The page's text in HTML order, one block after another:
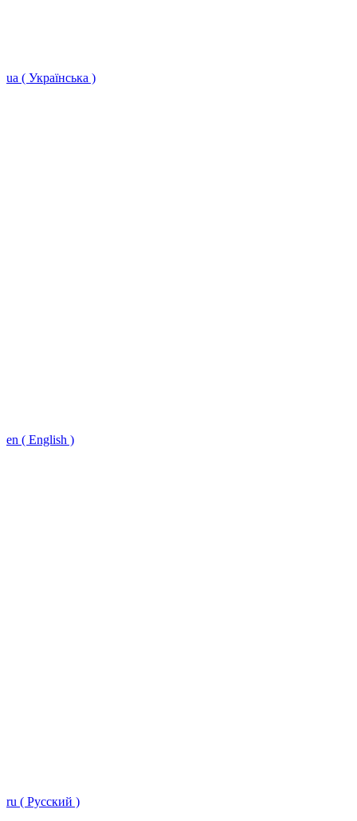
ua ( Українська )
en ( English )
ru ( Русский )